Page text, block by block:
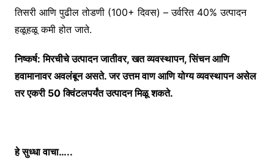
तिसरी आणि पुढील तोडणी (100+ दिवस) – उर्वरित 40% उत्पादन
हळूहळू कमी होत जाते.
निष्कर्ष: मिरचीचे उत्पादन जातीवर, खत व्यवस्थापन, सिंचन आणि
हवामानावर अवलंबून असते. जर उत्तम वाण आणि योग्य व्यवस्थापन असेल
तर एकरी 50 क्विंटलपर्यंत उत्पादन मिळू शकते.
हे सुध्धा वाचा…..